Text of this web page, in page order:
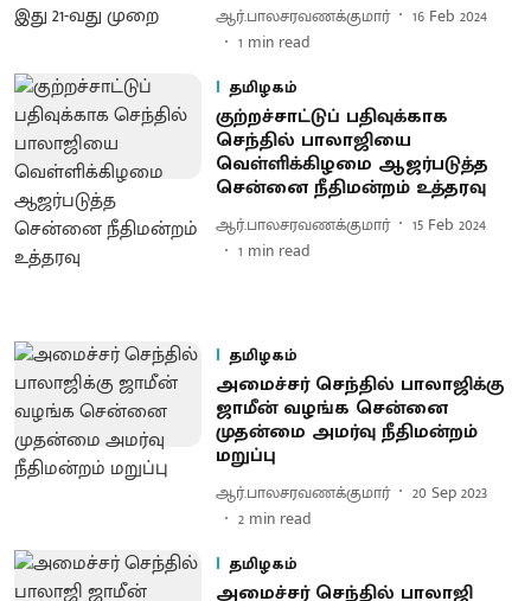
ஆர்.பாலசரவணக்குமார்
16 Feb 2024
1 min read
தமிழகம்
குற்றச்சாட்டுப் பதிவுக்காக
செந்தில் பாலாஜியை
வெள்ளிக்கிழமை ஆஜர்படுத்த
சென்னை நீதிமன்றம் உத்தரவு
ஆர்.பாலசரவணக்குமார்
15 Feb 2024
1 min read
தமிழகம்
அமைச்சர் செந்தில் பாலாஜிக்கு
ஜாமீன் வழங்க சென்னை
முதன்மை அமர்வு நீதிமன்றம்
மறுப்பு
ஆர்.பாலசரவணக்குமார்
20 Sep 2023
2 min read
தமிழகம்
அமைச்சர் செந்தில் பாலாஜி